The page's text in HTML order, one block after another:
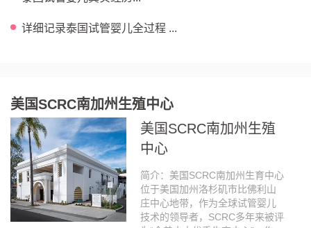
详细记录泰国试管婴儿全过程 ...
美国SCRC南加州生殖中心
美国SCRC南加州生殖
中心
简介：美国SCRC南加州生育中心
位于美国加州洛杉矶市比佛利山
庄中心地带，作为全球试管婴儿
技术的领导者，SCRC多年来被评